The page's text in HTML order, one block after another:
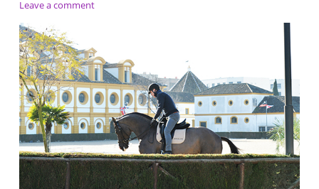
Leave a commenton
выездке
с
Карлом
Хестером